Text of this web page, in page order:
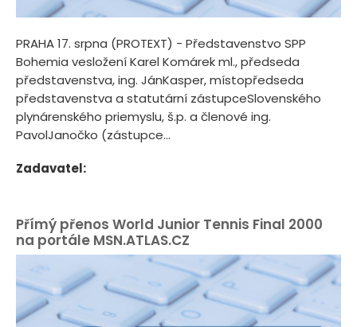
PRAHA 17. srpna (PROTEXT) - Představenstvo SPP
Bohemia vesložení Karel Komárek ml., předseda
představenstva, ing. JánKasper, místopředseda
představenstva a statutární zástupceSlovenského
plynárenského priemyslu, š.p. a členové ing.
PavolJanočko (zástupce...
Zadavatel:
Přímý přenos World Junior Tennis Final 2000
na portále MSN.ATLAS.CZ